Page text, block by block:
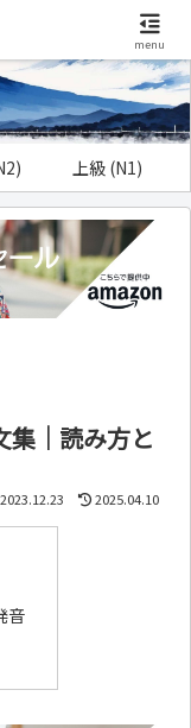
上級 (N1)
集｜読み方と
2023.12.23 2025.04.10
音
menu